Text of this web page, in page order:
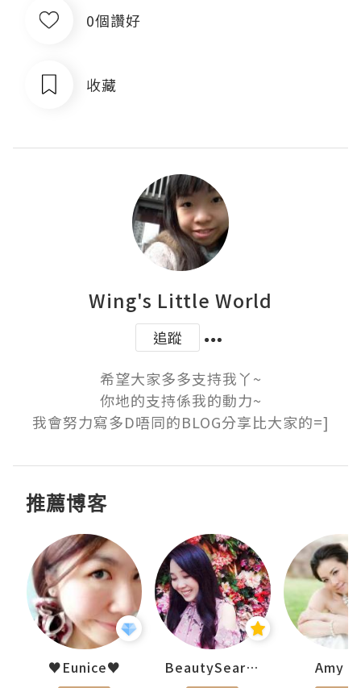
0個讚好
收藏
Wing's Little World
追蹤
希望大家多多支持我丫~
你地的支持係我的動力~
我會努力寫多D唔同的BLOG分享比大家的=]
推薦博客
♥Eunice♥ BeautySearch Amy